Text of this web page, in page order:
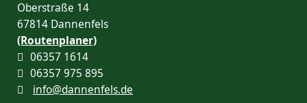
Oberstraße 14
67814 Dannenfels
(Routenplaner)
06357 1614
06357 975 895
info@dannenfels.de